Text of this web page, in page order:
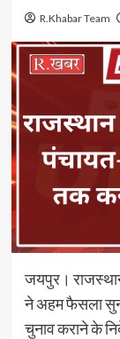
R.Khabar Team
जयपुर।
ने अहम फैसला
चुनाव कराने के